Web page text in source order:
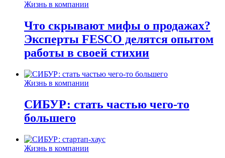
Жизнь в компании
Что скрывают мифы о продажах?
Эксперты FESCO делятся опытом
работы в своей стихии
Жизнь в компании
СИБУР: стать частью чего-то
большего
Жизнь в компании